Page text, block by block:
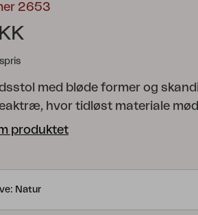
2653
med bløde former og
hvor tidløst materiale
De buede ribber i sæde og ryg
produktet
Natur